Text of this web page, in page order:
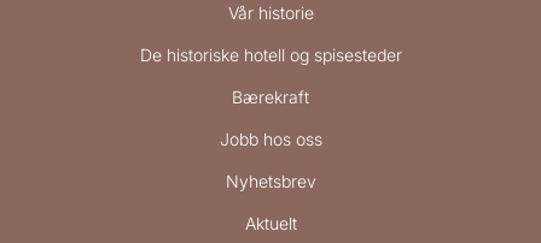
Vår historie
De historiske hotell og spisesteder
Bærekraft
Jobb hos oss
Nyhetsbrev
Aktuelt